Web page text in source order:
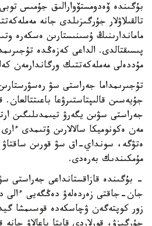
بۇگىندە ۆەدومستۆوارالىق جۇمىس
تالقىلاۋلار جۇرگىزىلدى جانە
ماماندارىنىڭ ۇسىنىستارىن ەسكەرە
پىسىقتالدى. الداعى كەزەڭدە
مۇددەلى مەملەكەتتىك ورگاندارمەن
تۇجىرىمداما جەراستى سۋ
جۇيەسىن قالىپتاستىرۋعا
جەراستى سۋىن يگەرۋ تيىمدىلىگىن
مەن ەكونوميكا سالالارىن ۇتىمدى
ەتۋگە، سونداي-اق سۋ قورىن ساقتاۋ
مۇمكىندىك بەرەدى.
- بۇگىندە قازاقستانداعى جەراستى
جان-جاقتى زەردەلەۋ دەڭگەيى ءالى
زور كوپتەگەن ۋچاسكەدە قوسىمشا